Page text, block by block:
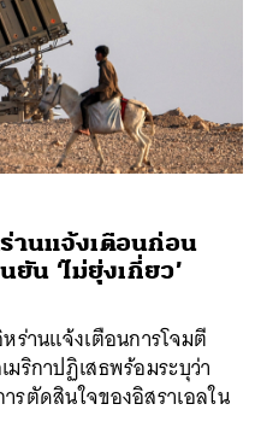
านแจ้งเตือนก่อน
น ‘ไม่ยุ่งเกี่ยว’
ร่านแจ้งเตือนการโจมตี
ริกาปฏิเสธพร้อมระบุว่า
รตัดสินใจของอิสราเอลใน